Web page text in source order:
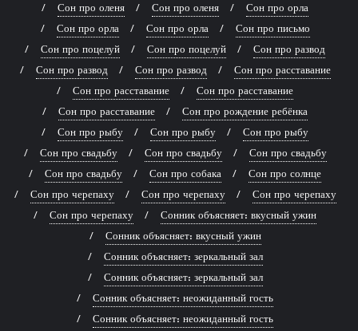
Сон про оленя
Сон про оленя
Сон про орла
Сон про орла
Сон про орла
Сон про письмо
Сон про поцелуй
Сон про поцелуй
Сон про развод
Сон про развод
Сон про развод
Сон про расставание
Сон про расставание
Сон про расставание
Сон про расставание
Сон про рождение ребёнка
Сон про рыбу
Сон про рыбу
Сон про рыбу
Сон про свадьбу
Сон про свадьбу
Сон про свадьбу
Сон про свадьбу
Сон про собака
Сон про солнце
Сон про черепаху
Сон про черепаху
Сон про черепаху
Сон про черепаху
Сонник объясняет: вкусный ужин
Сонник объясняет: вкусный ужин
Сонник объясняет: зеркальный зал
Сонник объясняет: зеркальный зал
Сонник объясняет: неожиданный гость
Сонник объясняет: неожиданный гость